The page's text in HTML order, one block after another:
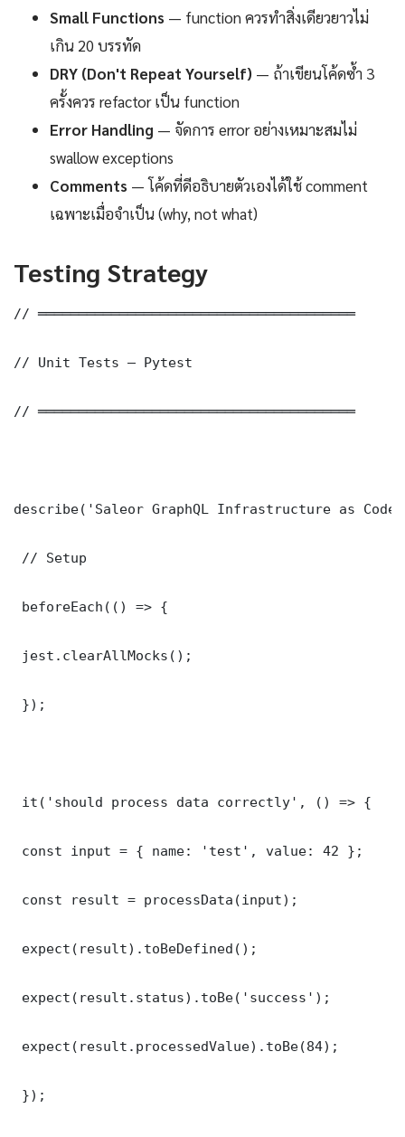
Small Functions — function ควรทำสิ่งเดียวยาวไม่
เกิน 20 บรรทัด
DRY (Don't Repeat Yourself) — ถ้าเขียนโค้ดซ้ำ 3
ครั้งควร refactor เป็น function
Error Handling — จัดการ error อย่างเหมาะสมไม่
swallow exceptions
Comments — โค้ดที่ดีอธิบายตัวเองได้ใช้ comment
เฉพาะเมื่อจำเป็น (why, not what)
Testing Strategy
// ═══════════════════════════════════════
// Unit Tests — Pytest
// ═══════════════════════════════════════
describe('Saleor GraphQL Infrastructure as
// Setup
beforeEach(() => {
jest.clearAllMocks();
});
it('should process data correctly', () => {
const input = { name: 'test', value: 42 };
const result = processData(input);
expect(result).toBeDefined();
expect(result.status).toBe('success');
expect(result.processedValue).toBe(84);
});